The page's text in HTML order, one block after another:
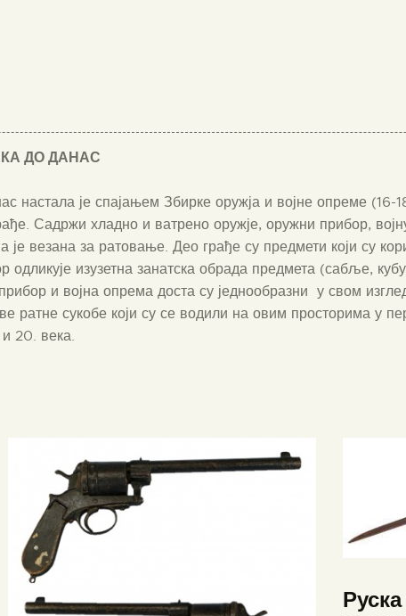
ДО ДАНАС
настала је спајањем Збирке оружја и војне опреме (16-
Садржи хладно и ватрено оружје, оружни прибор,
је везана за ратовање. Део грађе су предмети који су
одликује изузетна занатска обрада предмета (сабље,
и војна опрема доста су једнообразни у свом
ратне сукобе који су се водили на овим просторима у
20. века.